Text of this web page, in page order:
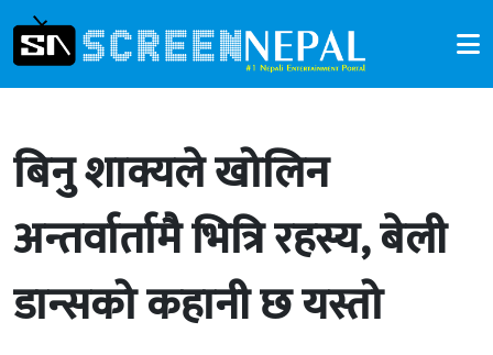
बिनु शाक्यले खोलिन
अन्तर्वार्तामै भित्रि रहस्य, बेली
डान्सको कहानी छ यस्तो